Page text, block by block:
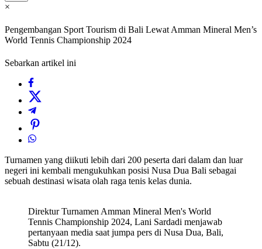
×
Pengembangan Sport Tourism di Bali Lewat Amman Mineral Men’s
World Tennis Championship 2024
Sebarkan artikel ini
Turnamen yang diikuti lebih dari 200 peserta dari dalam dan luar
negeri ini kembali mengukuhkan posisi Nusa Dua Bali sebagai
sebuah destinasi wisata olah raga tenis kelas dunia.
Direktur Turnamen Amman Mineral Men's World
Tennis Championship 2024, Lani Sardadi menjawab
pertanyaan media saat jumpa pers di Nusa Dua, Bali,
Sabtu (21/12).